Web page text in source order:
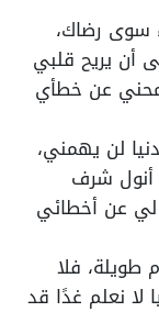
سوى رضاك،
أن يريح قلبي
عن خطأي
لن يهمني،
أنول شرف
عن أخطائي
طويلة، فلا
لا نعلم غدًا قد